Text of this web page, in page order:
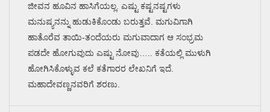
ಜೀವನ ಹೂವಿನ ಹಾಸಿಗೆಯಲ್ಲ. ಎಷ್ಟು ಕಷ್ಟನಷ್ಟಗಳು
ಮನುಷ್ಯನನ್ನು ಹುಡುಕಿಕೊಂಡು ಬರುತ್ತವೆ. ಮಗುವಿಗಾಗಿ
ಹಾತೊರೆವ ತಾಯಿ-ತಂದೆಯರು ಮಗುವಾದಾಗ ಆ ಸಂಭ್ರಮ
ಪಡದೇ ಹೋಗುವುದು ಎಷ್ಟು ನೋವು….. ಕತೆಯಲ್ಲಿ ಮುಳುಗಿ
ಹೋಗಿಸಿಕೊಳ್ಳುವ ಕಲೆ ಕತೆಗಾರರ ಲೇಖನಿಗೆ ಇದೆ.
ಮಹಾದೇವಣ್ಣನವರಿಗೆ ಶರಣು.